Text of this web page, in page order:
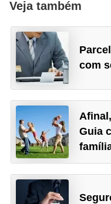
Veja também
com
Guia